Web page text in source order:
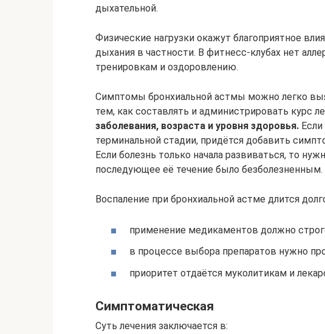
дыхательной.
Физические нагрузки окажут благоприятное
дыхания в частности. В фитнесс-клубах нет
тренировкам и оздоровлению.
Симптомы бронхиальной астмы можно легко
тем, как составлять и администрировать курс
заболевания, возраста и уровня здоровья.
терминальной стадии, придётся добавить
Если болезнь только начала развиваться, то
последующее её течение было безболезненным.
Воспаление при бронхиальной астме длится
применение медикаментов должно
в процессе выбора препаратов нужно
приоритет отдаётся муколитикам и
Симптоматическая
Суть лечения заключается в: